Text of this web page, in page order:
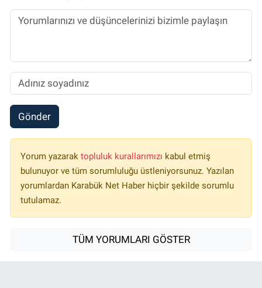
Gönder
Yorum yazarak topluluk kurallarımızı kabul etmiş
bulunuyor ve tüm sorumluluğu üstleniyorsunuz. Yazılan
yorumlardan Karabük Net Haber hiçbir şekilde sorumlu
tutulamaz.
TÜM YORUMLARI GÖSTER